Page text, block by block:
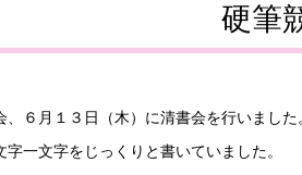
硬筆
、６月１３日（木）に清書会を行いました
一文字をじっくりと書いていました。